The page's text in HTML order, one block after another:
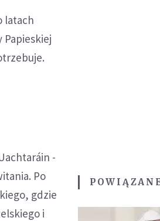
latach
Papieskiej
-
Po
gdzie
i